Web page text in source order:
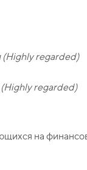
(Highly regarded)
regarded)
на